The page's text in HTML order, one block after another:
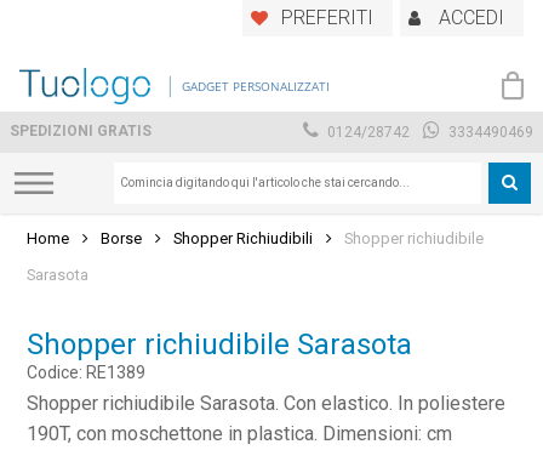
main
PREFERITI ACCEDI
GADGET PERSONALIZZATI
SPEDIZIONI GRATIS 0124/28742 3334490469
Home Borse Shopper Richiudibili
Shopper richiudibile
Sarasota
Shopper richiudibile Sarasota
Codice: RE1389
Shopper richiudibile Sarasota. Con elastico. In poliestere
190T, con moschettone in plastica. Dimensioni: cm